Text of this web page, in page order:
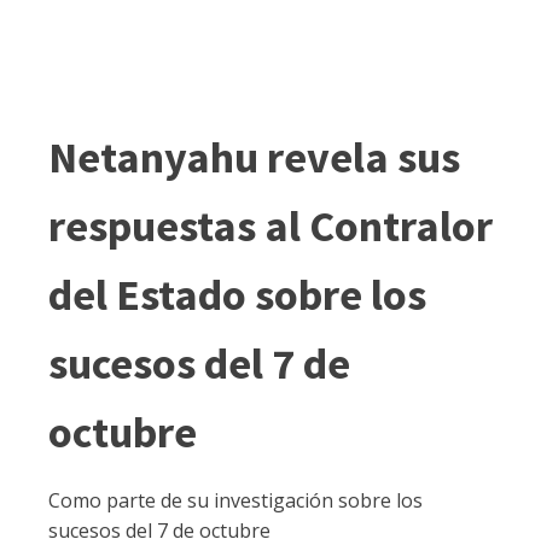
Netanyahu revela sus
respuestas al Contralor
del Estado sobre los
sucesos del 7 de
octubre
Como parte de su investigación sobre los
sucesos del 7 de octubre